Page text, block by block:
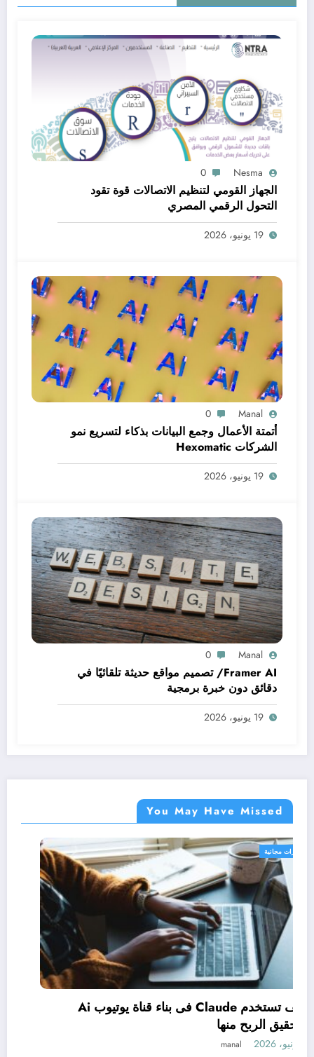
Nesma
0
الجهاز القومي لتنظيم الاتصالات قوة تقود
التحول الرقمي المصري
19 يونيو، 2026
Manal
0
أتمتة الأعمال وجمع البيانات بذكاء لتسريع نمو
الشركات Hexomatic
19 يونيو، 2026
Manal
0
Framer AI/ تصميم مواقع حديثة تلقائيًا في
دقائق دون خبرة برمجية
19 يونيو، 2026
You May Have Missed
دورات مجانية
دراسة إدارة الأعمال بنظام (Micro-credentials):